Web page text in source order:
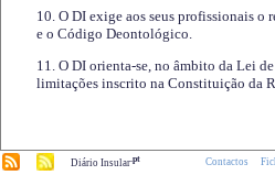
10. O DI exige aos seus profissionais
e o Código Deontológico.
11. O DI orienta-se, no âmbito da Lei
limitações inscrito na Constituição da
Diário Insular.pt Contactos